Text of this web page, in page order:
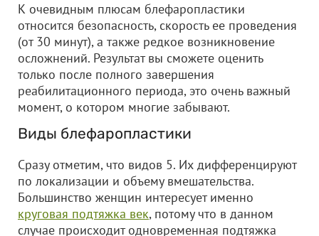
К очевидным плюсам блефаропластики
относится безопасность, скорость ее проведения
(от 30 минут), а также редкое возникновение
осложнений. Результат вы сможете оценить
только после полного завершения
реабилитационного периода, это очень важный
момент, о котором многие забывают.
Виды блефаропластики
Сразу отметим, что видов 5. Их дифференцируют
по локализации и объему вмешательства.
Большинство женщин интересует именно
круговая подтяжка век, потому что в данном
случае происходит одновременная подтяжка